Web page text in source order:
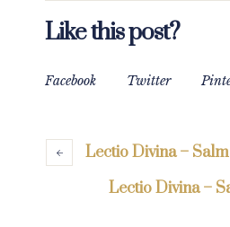
Like this post?
Facebook Twitter
Lectio Divina –
Lectio Divina –